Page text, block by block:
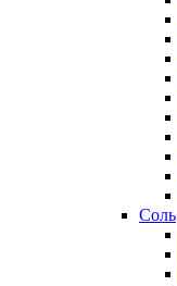
Соль